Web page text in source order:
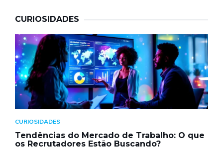
CURIOSIDADES
CURIOSIDADES
Tendências do Mercado de Trabalho: O que
os Recrutadores Estão Buscando?